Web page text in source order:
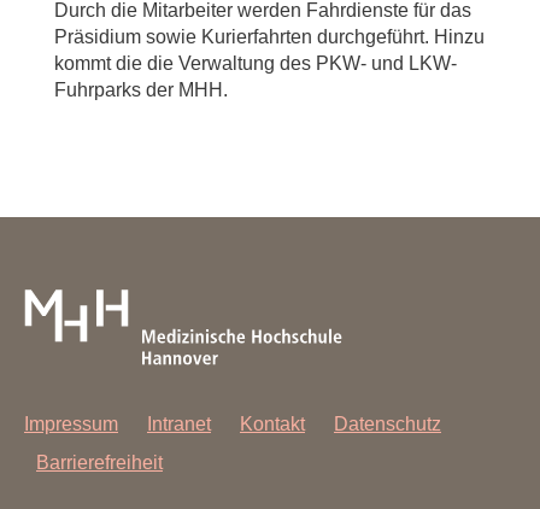
Durch die Mitarbeiter werden Fahrdienste für das
Präsidium sowie Kurierfahrten durchgeführt. Hinzu
kommt die die Verwaltung des PKW- und LKW-
Fuhrparks der MHH.
Impressum Intranet Kontakt
Datenschutz
Barrierefreiheit